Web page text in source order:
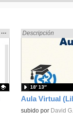
Mostrar
la
…
Aula Virtual
Encontrado
Descripción
subido por David G.
18′ 13″